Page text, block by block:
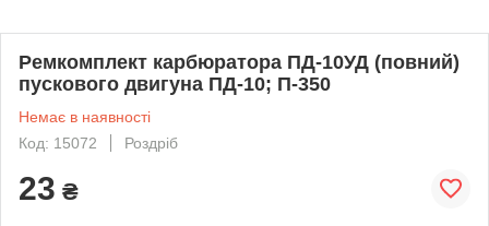
Ремкомплект карбюратора ПД-10УД (повний)
пускового двигуна ПД-10; П-350
Немає в наявності
Код: 15072
Роздріб
23 ₴